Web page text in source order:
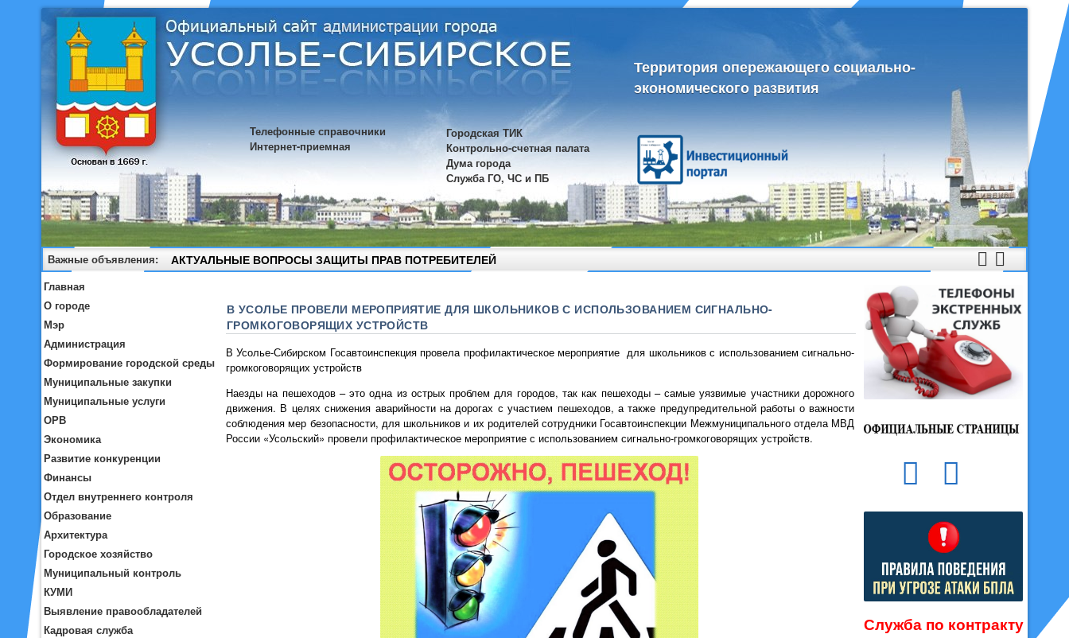
Территория опережающего социально-
экономического развития
Телефонные справочники
Интернет-приемная
Городская ТИК
Контрольно-счетная палата
Дума города
Служба ГО, ЧС и ПБ
Важные объявления: АКТУАЛЬНЫЕ ВОПРОСЫ ЗАЩИТЫ ПРАВ ПОТРЕБИТЕЛЕЙ
Главная
О городе
Мэр
Администрация
Формирование городской среды
Муниципальные закупки
Муниципальные услуги
ОРВ
Экономика
Развитие конкуренции
Финансы
Отдел внутреннего контроля
Образование
Архитектура
Городское хозяйство
Муниципальный контроль
КУМИ
Выявление правообладателей
Кадровая служба
В УСОЛЬЕ ПРОВЕЛИ МЕРОПРИЯТИЕ ДЛЯ ШКОЛЬНИКОВ С ИСПОЛЬЗОВАНИЕМ СИГНАЛЬНО-
ГРОМКОГОВОРЯЩИХ УСТРОЙСТВ
В Усолье-Сибирском Госавтоинспекция провела профилактическое мероприятие для школьников с использованием сигнально-
громкоговорящих устройств
Наезды на пешеходов – это одна из острых проблем для городов, так как пешеходы – самые уязвимые участники дорожного
движения. В целях снижения аварийности на дорогах с участием пешеходов, а также предупредительной работы о важности
соблюдения мер безопасности, для школьников и их родителей сотрудники Госавтоинспекции Межмуниципального отдела МВД
России «Усольский» провели профилактическое мероприятие с использованием сигнально-громкоговорящих устройств.
Служба по контракту